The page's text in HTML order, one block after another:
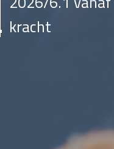
kracht